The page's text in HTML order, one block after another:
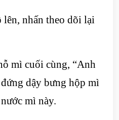
lên, nhấn theo dõi lại
mì cuối cùng, “Anh
dậy bưng hộp mì
mì này.